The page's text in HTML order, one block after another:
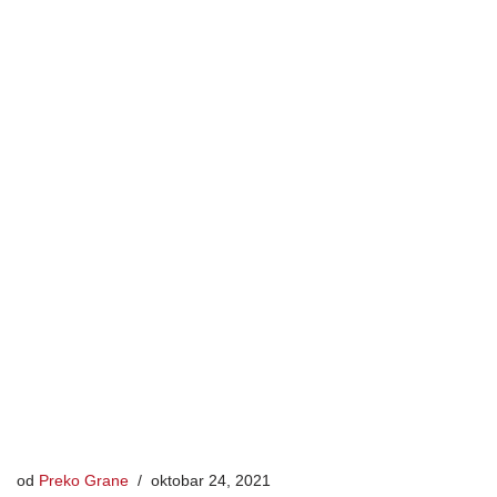
od Preko Grane oktobar 24, 2021